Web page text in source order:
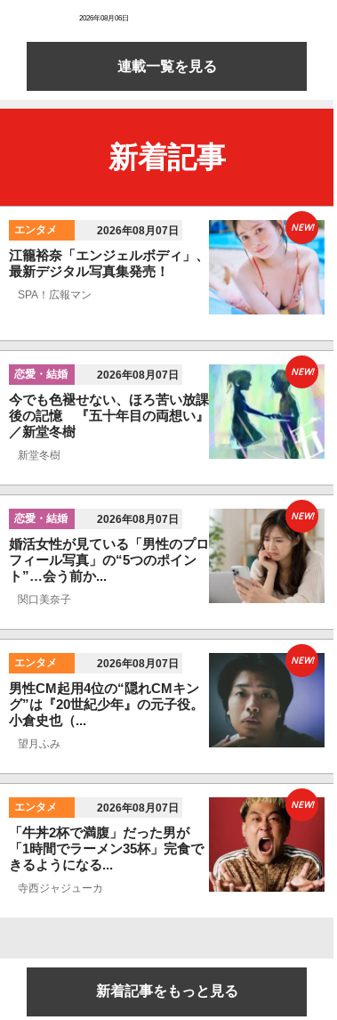
2026年08月06日
連載一覧を見る
新着記事
エンタメ 2026年08月07日
江籠裕奈「エンジェルボディ」、
最新デジタル写真集発売！
SPA！広報マン
NEW!
恋愛・結婚 2026年08月07日
今でも色褪せない、ほろ苦い放課
後の記憶 『五十年目の両想い』
／新堂冬樹
新堂冬樹
NEW!
恋愛・結婚 2026年08月07日
婚活女性が見ている「男性のプロ
フィール写真」の“5つのポイン
ト”…会う前か...
関口美奈子
NEW!
エンタメ 2026年08月07日
男性CM起用4位の“隠れCMキン
グ”は『20世紀少年』の元子役。
小倉史也（...
望月ふみ
NEW!
エンタメ 2026年08月07日
「牛丼2杯で満腹」だった男が
「1時間でラーメン35杯」完食で
きるようになる...
寺西ジャジューカ
NEW!
新着記事をもっと見る